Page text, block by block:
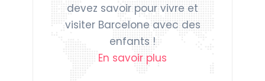
devez savoir pour vivre et
visiter Barcelone avec des
enfants !
En savoir plus